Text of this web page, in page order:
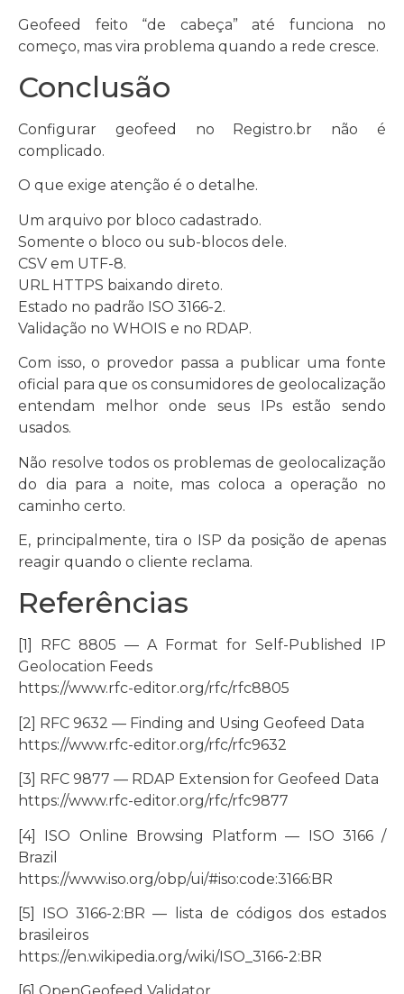
Geofeed feito “de cabeça” até funciona no
começo, mas vira problema quando a rede cresce.
Conclusão
Configurar geofeed no Registro.br não é
complicado.
O que exige atenção é o detalhe.
Um arquivo por bloco cadastrado.
Somente o bloco ou sub-blocos dele.
CSV em UTF-8.
URL HTTPS baixando direto.
Estado no padrão ISO 3166-2.
Validação no WHOIS e no RDAP.
Com isso, o provedor passa a publicar uma fonte
oficial para que os consumidores de geolocalização
entendam melhor onde seus IPs estão sendo
usados.
Não resolve todos os problemas de geolocalização
do dia para a noite, mas coloca a operação no
caminho certo.
E, principalmente, tira o ISP da posição de apenas
reagir quando o cliente reclama.
Referências
[1] RFC 8805 — A Format for Self-Published IP
Geolocation Feeds
https://www.rfc-editor.org/rfc/rfc8805
[2] RFC 9632 — Finding and Using Geofeed Data
https://www.rfc-editor.org/rfc/rfc9632
[3] RFC 9877 — RDAP Extension for Geofeed Data
https://www.rfc-editor.org/rfc/rfc9877
[4] ISO Online Browsing Platform — ISO 3166 /
Brazil
https://www.iso.org/obp/ui/#iso:code:3166:BR
[5] ISO 3166-2:BR — lista de códigos dos estados
brasileiros
https://en.wikipedia.org/wiki/ISO_3166-2:BR